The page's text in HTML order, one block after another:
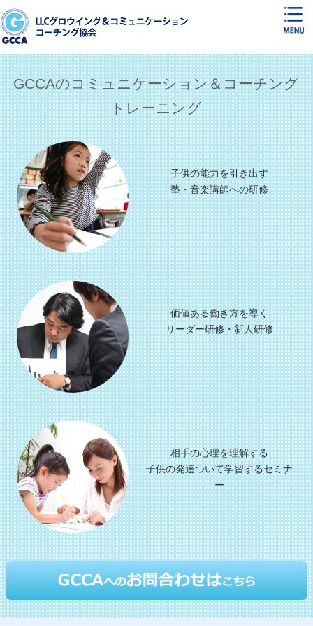
GCCAのコミュニケーション＆コーチング
トレーニング
子供の能力を引き出す
塾・音楽講師への研修
価値ある働き方を導く
リーダー研修・新人研修
相手の心理を理解する
子供の発達ついて学習するセミナ
ー